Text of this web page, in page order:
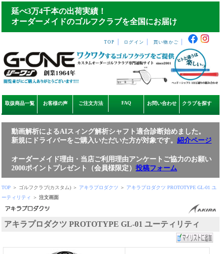
延べ3万4千本の出荷実績！
オーダーメイドのゴルフクラブを全国にお届け
TOP ログイン 買い物かご
取扱商品一覧 お客様の声 ご注文方法 FAQ お問い合わせ クラブを探す
動画解析によるAIスィング解析シャフト適合診断始めました。
新規にドライバーをご購入いただいた方が対象です。 紹介ページ
オーダーメイド理由・当店ご利用理由アンケートご協力のお願い
2000ポイントプレゼント（会員様限定） 投稿フォーム
TOP ＞ ゴルフクラブ(カスタム) ＞ アキラプロダクツ ＞ アキラプロダクツ PROTOTYPE GL-01 ユ
ーティリティ
＞ 注文画面
アキラプロダクツ PROTOTYPE GL-01 ユーティリティ